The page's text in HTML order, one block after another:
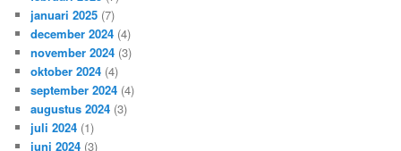
januari 2025 (7)
december 2024 (4)
november 2024 (3)
oktober 2024 (4)
september 2024 (4)
augustus 2024 (3)
juli 2024 (1)
juni 2024 (3)